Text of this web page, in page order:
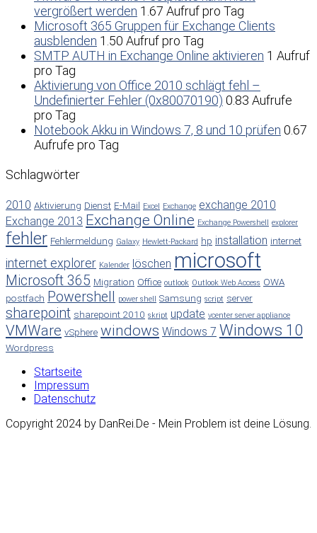
vergrößert werden 1.67 Aufruf pro Tag
Microsoft 365 Gruppen für Exchange Clients
ausblenden 1.50 Aufruf pro Tag
SMTP AUTH in Exchange Online aktivieren 1 Aufruf
pro Tag
Aktivierung von Office 2010 schlägt fehl –
Undefinierter Fehler (0x80070190) 0.83 Aufrufe
pro Tag
Notebook Akku in Windows 7, 8 und 10 prüfen 0.67
Aufrufe pro Tag
Schlagwörter
2010 Aktivierung Dienst E-Mail Excel Exchange exchange 2010
Exchange 2013 Exchange Online Exchange Powershell explorer
fehler Fehlermeldung Galaxy Hewlett-Packard hp installation internet
internet explorer Kalender löschen microsoft
Microsoft 365 Migration Office outlook Outlook Web Access OWA
postfach Powershell power shell Samsung script server
sharepoint sharepoint 2010 skript update vcenter server appliance
VMWare vSphere windows Windows 7 Windows 10
Wordpress
Startseite
Impressum
Datenschutz
Copyright 2024 by DanRei.De - Mein Problem ist deine Lösung.